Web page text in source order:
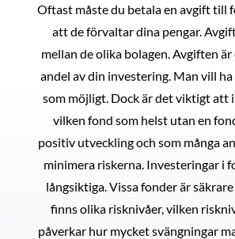
Oftast måste du betala en avgift till
att de förvaltar dina pengar.
mellan de olika bolagen. Avgiften
andel av din investering. Man vill ha
som möjligt. Dock är det viktigt att
vilken fond som helst utan en
positiv utveckling och som många
minimera riskerna. Investeringar i
långsiktiga. Vissa fonder är
finns olika risknivåer, vilken
påverkar hur mycket svängningar